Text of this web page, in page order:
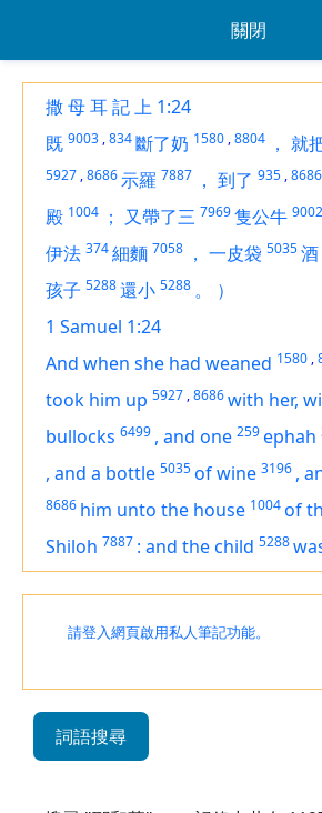
關閉
撒 母 耳 記 上 1:24
既 9003 ,834斷了奶 1580 ,8804 ， 就
5927 ,8686示羅 7887 ， 到了 935 ,8686
殿 1004 ； 又帶了三 7969隻公牛 9002
伊法 374細麵 7058 ， 一皮袋 5035酒
孩子 5288還小 5288 。
）
1 Samuel 1:24
And when she had weaned 1580 ,
took him up 5927 ,8686with her,
bullocks 6499 , and one 259ephah
, and a bottle 5035of wine 3196 ,
8686 him unto the house 1004of
Shiloh 7887 : and the child 5288
請登入網頁啟用私人筆記功能。
詞語搜尋